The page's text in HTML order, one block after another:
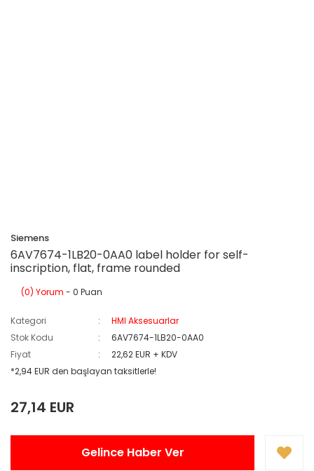
Siemens
6AV7674-1LB20-0AA0 label holder for self-
inscription, flat, frame rounded
(0) Yorum - 0 Puan
Kategori
HMI Aksesuarlar
Stok Kodu
6AV7674-1LB20-0AA0
Fiyat
22,62 EUR + KDV
*2,94 EUR den başlayan taksitlerle!
27,14 EUR
Gelince Haber Ver